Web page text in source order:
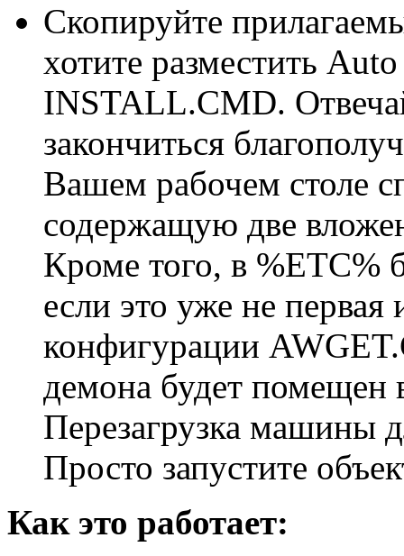
Скопируйте
хотите разместить
INSTALL.CMD.
закончиться
Вашем рабочем столе
содержащую две
Кроме того, в %ETC%
если это уже не первая
конфигурации
демона будет помещен
Перезагрузка машины
Просто запустите
Как это работает: